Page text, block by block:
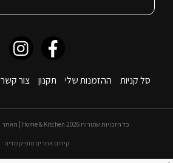
סל קניות ההזמנות שלי תקנון צור קשר
כל הזכויות שמורות 2026 Home & Kitchen | האתר נבנה ע״י לובה קוטליק
קידום אתרים טופיק מדיה